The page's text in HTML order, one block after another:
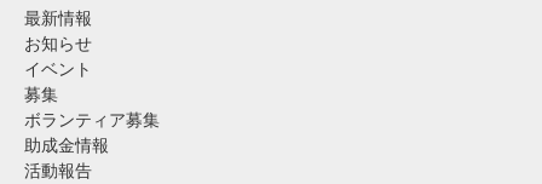
最新情報
お知らせ
イベント
募集
ボランティア募集
助成金情報
活動報告